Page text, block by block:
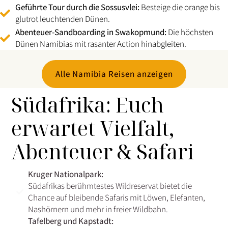
Geführte Tour durch die Sossusvlei:Besteige die orange bis
glutrot leuchtenden Dünen.
Abenteuer-Sandboarding in Swakopmund:Die höchsten
Dünen Namibias mit rasanter Action hinabgleiten.
Alle Namibia Reisen anzeigen
Südafrika: Euch
erwartet Vielfalt,
Abenteuer & Safari
Kruger Nationalpark:
Südafrikas berühmtestes Wildreservat bietet die
Chance auf bleibende Safaris mit Löwen, Elefanten,
Nashörnern und mehr in freier Wildbahn.
Tafelberg und Kapstadt: